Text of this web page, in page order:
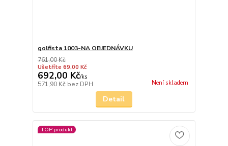
golfista 1003-NA OBJEDNÁVKU
761,00 Kč
Ušetříte 69,00 Kč
692,00 Kč/ks
571,90 Kč bez DPH Není skladem
Detail
TOP produkt